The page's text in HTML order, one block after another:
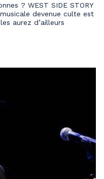
? WEST SIDE STORY
devenue culte est
aurez d’ailleurs